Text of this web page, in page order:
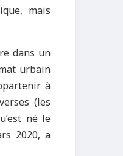
mais
dans un
urbain
à
(les
né le
2020, a